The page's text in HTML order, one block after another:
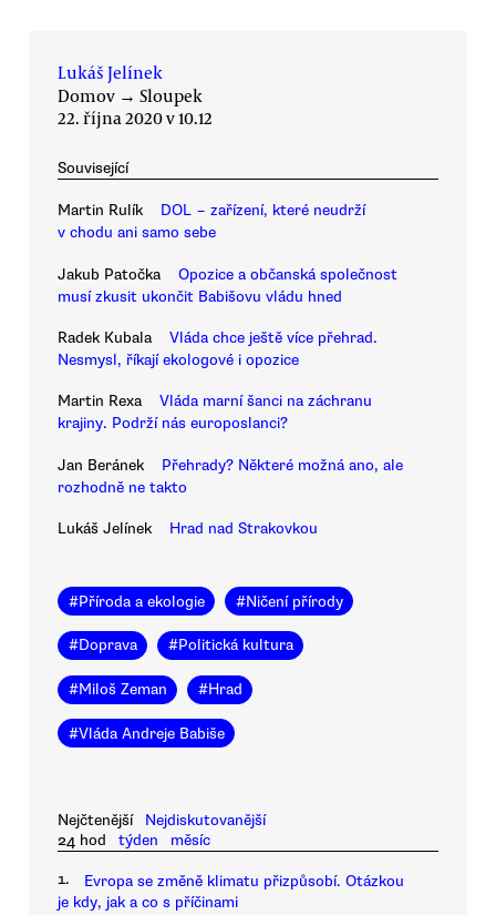
Lukáš Jelínek
Domov → Sloupek
22. října 2020 v 10.12
Související
Martin Rulík
DOL − zařízení, které neudrží
v chodu ani samo sebe
Jakub Patočka
Opozice a občanská společnost
musí zkusit ukončit Babišovu vládu hned
Radek Kubala
Vláda chce ještě více přehrad.
Nesmysl, říkají ekologové i opozice
Martin Rexa
Vláda marní šanci na záchranu
krajiny. Podrží nás europoslanci?
Jan Beránek
Přehrady? Některé možná ano, ale
rozhodně ne takto
Lukáš Jelínek Hrad nad Strakovkou
#Příroda a ekologie #Ničení přírody
#Doprava #Politická kultura
#Miloš Zeman #Hrad
#Vláda Andreje Babiše
Nejčtenější
Nejdiskutovanější
24 hod
týden měsíc
1.
Evropa se změně klimatu přizpůsobí. Otázkou
je kdy, jak a co s příčinami